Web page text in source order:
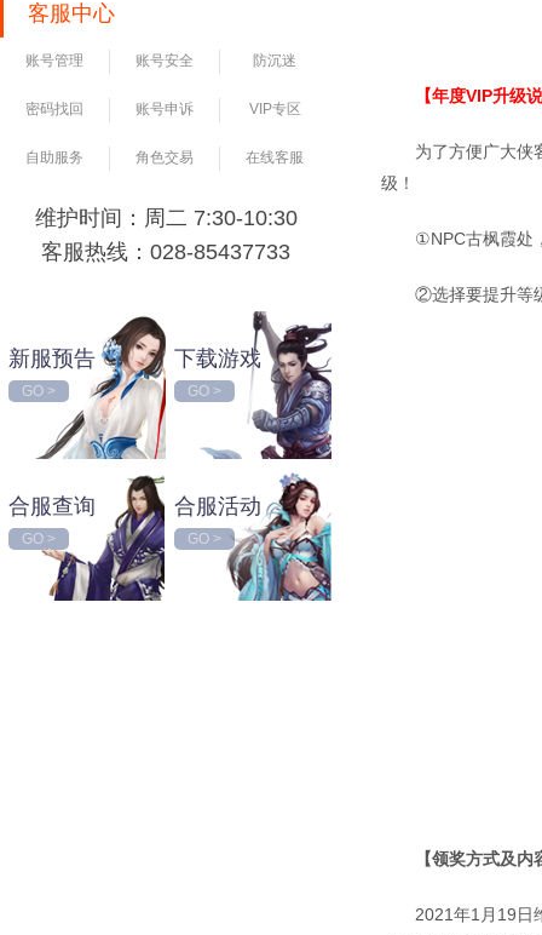
客服中心
账号管理 账号安全 防沉迷
密码找回 账号申诉 VIP专区
自助服务 角色交易 在线客服
维护时间：周二 7:30-10:30
客服热线：028-85437733
新服预告
GO >
下载游戏
GO >
合服查询
GO >
合服活动
GO >
【年度VIP升级
为了方便广大侠
级！
①NPC古枫霞处
②选择要提升等
【领奖方式及内
2021年1月19日